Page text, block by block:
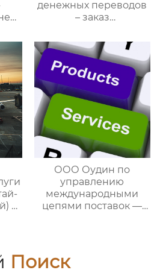
денежных переводов
– заказ
поставок
—
ООО Оудин по
управлению
международными
цепями поставок —
Поиск